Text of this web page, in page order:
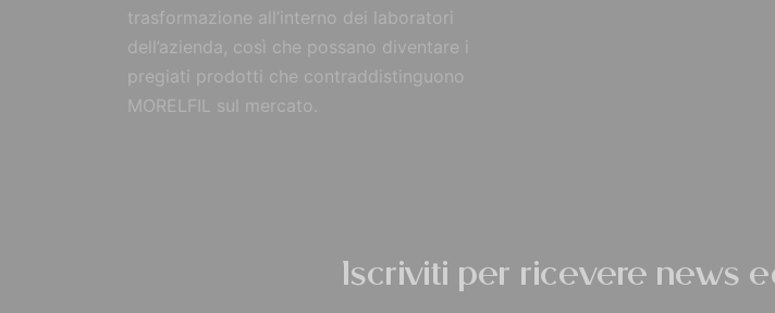
trasformazione all’interno dei laboratori
dell’azienda, così che possano diventare i
pregiati prodotti che contraddistinguono
MORELFIL sul mercato.
Iscriviti per ricevere news